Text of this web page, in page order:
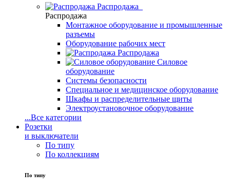
Распродажа
Распродажа
Монтажное оборудование и промышленные
разъемы
Оборудование рабочих мест
Распродажа
Силовое
оборудование
Системы безопасности
Специальное и медицинское оборудование
Шкафы и распределительные щиты
Электроустановочное оборудование
...Все категории
Розетки
и выключатели
По типу
По коллекциям
По типу